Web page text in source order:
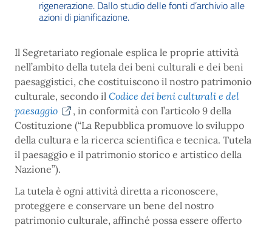
rigenerazione. Dallo studio delle fonti d’archivio alle
azioni di pianificazione.
Il Segretariato regionale esplica le proprie attività
nell’ambito della tutela dei beni culturali e dei beni
paesaggistici, che costituiscono il nostro patrimonio
culturale, secondo il Codice dei beni culturali e del
paesaggio
, in conformità con l’articolo 9 della
Costituzione (“La Repubblica promuove lo sviluppo
della cultura e la ricerca scientifica e tecnica. Tutela
il paesaggio e il patrimonio storico e artistico della
Nazione”).
La tutela è ogni attività diretta a riconoscere,
proteggere e conservare un bene del nostro
patrimonio culturale, affinché possa essere offerto